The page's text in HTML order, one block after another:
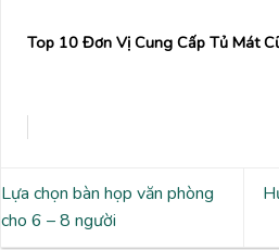
Top 10 Đơn Vị Cung Cấp Tủ Mát
Lựa chọn bàn họp văn phòng
cho 6 – 8 người